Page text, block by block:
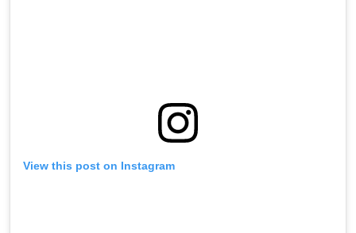
View this post on Instagram